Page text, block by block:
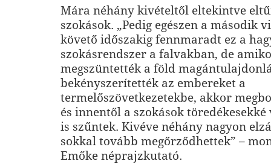
Mára néhány kivételtől eltekintve
szokások. „Pedig egészen a második
követő időszakig fennmaradt ez a
szokásrendszer a falvakban, de
megszüntették a föld
bekényszerítették az embereket a
termelőszövetkezetekbe, akkor
és innentől a szokások
is szűntek. Kivéve néhány nagyon
sokkal tovább megőrződhettek” –
Emőke néprajzkutató.